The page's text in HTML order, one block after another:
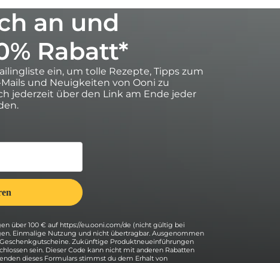
an und
Rabatt*
ein, um tolle Rezepte, Tipps zum
und Neuigkeiten von Ooni zu
jederzeit über den Link am Ende jeder
über 100 € auf https://eu.ooni.com/de (nicht gültig bei
Einmalige Nutzung und nicht übertragbar. Ausgenommen
Zukünftige Produktneueinführungen
sein. Dieser Code kann nicht mit anderen Rabatten
dieses Formulars stimmst du dem Erhalt von